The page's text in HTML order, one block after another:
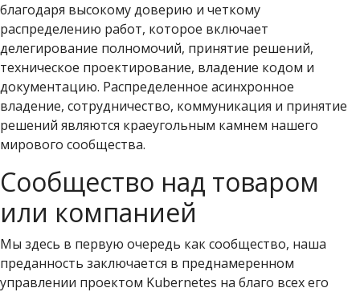
благодаря высокому доверию и четкому
распределению работ, которое включает
делегирование полномочий, принятие решений,
техническое проектирование, владение кодом и
документацию. Распределенное асинхронное
владение, сотрудничество, коммуникация и принятие
решений являются краеугольным камнем нашего
мирового сообщества.
Сообщество над товаром
или компанией
Мы здесь в первую очередь как сообщество, наша
преданность заключается в преднамеренном
управлении проектом Kubernetes на благо всех его